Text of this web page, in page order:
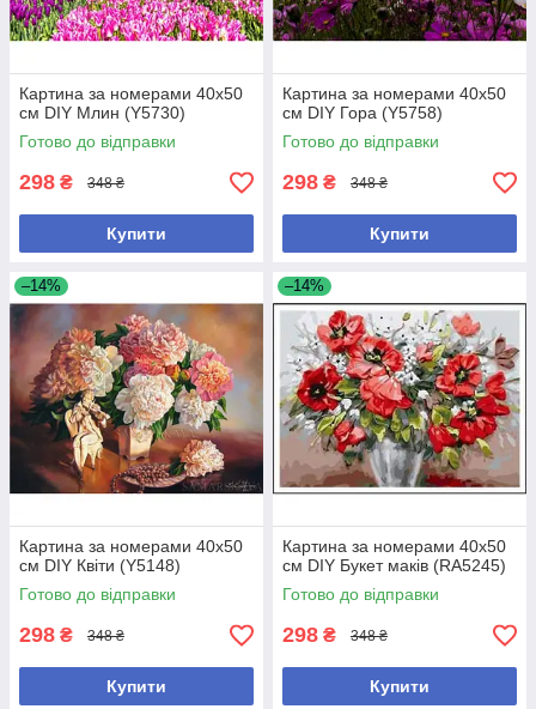
Картина за номерами 40х50
см DIY Млин (Y5730)
Готово до відправки
298 ₴ 348 ₴
Купити
Картина за номерами 40х50
см DIY Гора (Y5758)
Готово до відправки
298 ₴ 348 ₴
Купити
–14%
Картина за номерами 40х50
см DIY Квіти (Y5148)
Готово до відправки
298 ₴ 348 ₴
Купити
–14%
Картина за номерами 40х50
см DIY Букет маків (RA5245)
Готово до відправки
298 ₴ 348 ₴
Купити